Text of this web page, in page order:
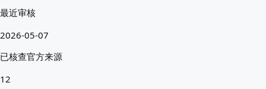
工具
签证路径查找器
路径难度
最近审核
2026-05-07
已核查官方来源
12